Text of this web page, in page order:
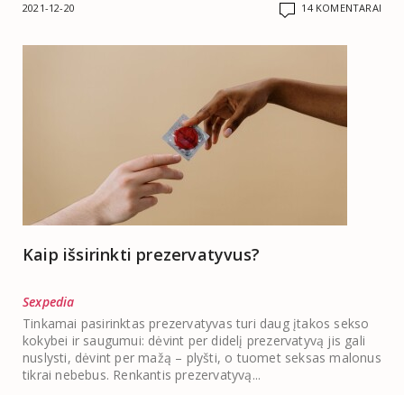
2021-12-20 14 KOMENTARAI
Kaip išsirinkti prezervatyvus?
Sexpedia
Tinkamai pasirinktas prezervatyvas turi daug įtakos sekso
kokybei ir saugumui: dėvint per didelį prezervatyvą jis gali
nuslysti, dėvint per mažą – plyšti, o tuomet seksas malonus
tikrai nebebus. Renkantis prezervatyvą...